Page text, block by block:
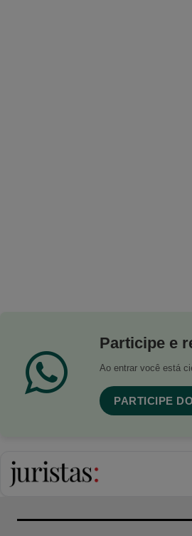
Participe e
Ao entrar você está
PARTICIPE